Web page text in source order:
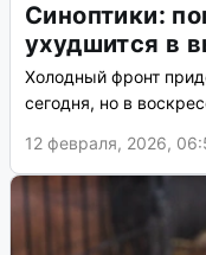
Синоптики:
ухудшится в
Холодный фронт
сегодня, но в
12 февраля, 2026,